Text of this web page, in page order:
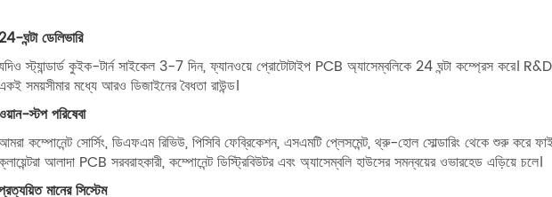
24-ঘন্টা ডেলিভারি
স্ট্যান্ডার্ড কুইক-টার্ন সাইকেল 3-7 দিন, ফ্যানওয়ে প্রোটোটাইপ PCB অ্যাসেম্বলিকে 24 ঘন্টা কম্প্রেস করে।
সময়সীমার মধ্যে আরও ডিজাইনের বৈধতা রাউন্ড।
স্টপ পরিষেবা
কম্পোনেন্ট সোর্সিং, ডিএফএম রিভিউ, পিসিবি ফেব্রিকেশন, এসএমটি প্লেসমেন্ট, থ্রু-হোল সোল্ডারিং থেকে শুরু করে
আলাদা PCB সরবরাহকারী, কম্পোনেন্ট ডিস্ট্রিবিউটর এবং অ্যাসেম্বলি হাউসের সমন্বয়ের ওভারহেড এড়িয়ে চলে।
মানের সিস্টেম